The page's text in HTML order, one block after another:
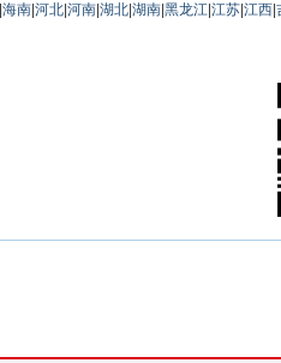
海南 河北 河南 湖北 湖南 黑龙江 江苏 江西